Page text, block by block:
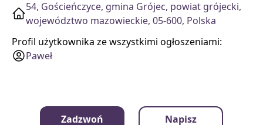
54, Gościeńczyce, gmina Grójec, powiat grójecki,
województwo mazowieckie, 05-600, Polska
Profil użytkownika ze wszystkimi ogłoszeniami:
Paweł
Zadzwoń Napisz